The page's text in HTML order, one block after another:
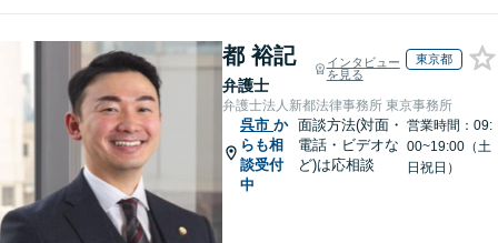
都 裕記
弁護士
インタビュー
を見る
東京都
弁護士法人新都法律事務所 東京事務所
呉市 か
らも相
談受付
中
面談方法(対面・
電話・ビデオな
ど)は応相談
営業時間：09:
00~19:00（土
日祝日）